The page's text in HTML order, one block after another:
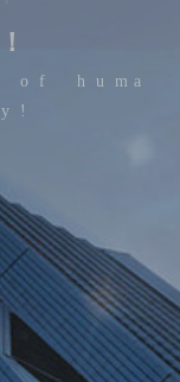
！
o f h u m a
y !